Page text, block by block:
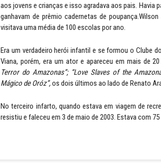
aos jovens e crianças e isso agradava aos pais. Havia
ganhavam de prêmio cadernetas de
visitava uma média de 100 escolas por ano.
Era um verdadeiro herói infantil e se formou o Clube
Viana, porém, era um ator e apareceu em mais de
Terror do Amazonas”; “Love Slaves of the
Mágico de Oróz”,os dois últimos ao lado de Renato
No terceiro infarto, quando estava em viagem de
resistiu e faleceu em 3 de maio de 2003. Estava com 75